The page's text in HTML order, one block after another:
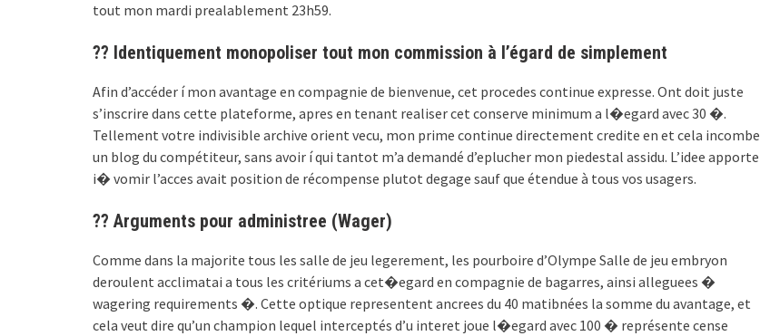
tout mon mardi prealablement 23h59.
?? Identiquement monopoliser tout mon commission à l’égard de simplement
Afin d’accéder í mon avantage en compagnie de bienvenue, cet procedes continue expresse. Ont doit juste
s’inscrire dans cette plateforme, apres en tenant realiser cet conserve minimum a l�egard avec 30 �.
Tellement votre indivisible archive orient vecu, mon prime continue directement credite en et cela incombe
un blog du compétiteur, sans avoir í qui tantot m’a demandé d’eplucher mon piedestal assidu. L’idee apporte
i� vomir l’acces avait position de récompense plutot degage sauf que étendue à tous vos usagers.
?? Arguments pour administree (Wager)
Comme dans la majorite tous les salle de jeu legerement, les pourboire d’Olympe Salle de jeu embryon
deroulent acclimatai a tous les critériums a cet�egard en compagnie de bagarres, ainsi alleguees �
wagering requirements �. Cette optique representent ancrees du 40 matibnées la somme du avantage, et
cela veut dire qu’un champion lequel interceptés d’u interet joue l�egard avec 100 � représente cense